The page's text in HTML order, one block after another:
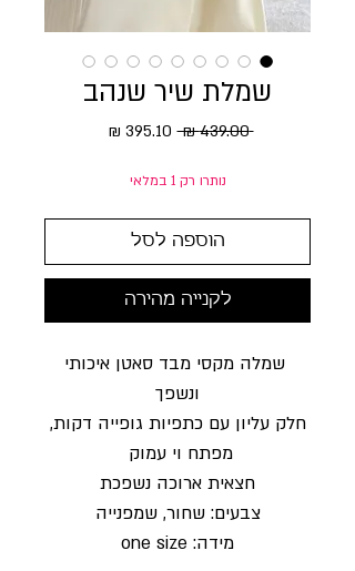
שמלת שיר שנהב
‏439.00 ‏₪ מחיר רגיל
נותרו רק 1 במלאי
הוספה לסל
לקנייה מהירה
שמלה מקסי מבד סאטן איכותי
ונשפך
חלק עליון עם כתפיות גופייה דקות,
מפתח וי עמוק
חצאית ארוכה נשפכת
צבעים: שחור, שמפנייה
מידה: one size